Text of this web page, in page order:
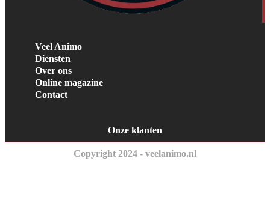
Veel Animo
Diensten
Over ons
Online magazine
Contact
Onze klanten
Copyright 2024 - veelanimo.nl